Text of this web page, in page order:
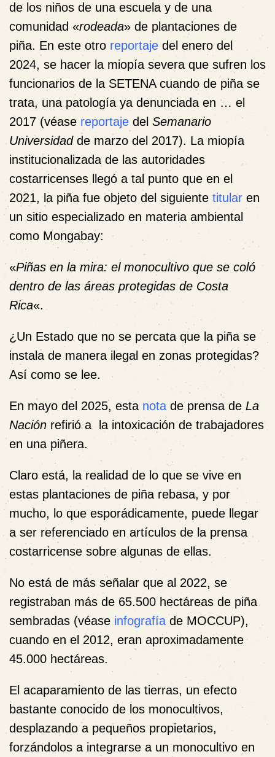
de los niños de una escuela y de una
comunidad «rodeada» de plantaciones de
piña. En este otro reportaje del enero del
2024, se hacer la miopía severa que sufren los
funcionarios de la SETENA cuando de piña se
trata, una patología ya denunciada en … el
2017 (véase reportaje del Semanario
Universidadde marzo del 2017). La miopía
institucionalizada de las autoridades
costarricenses llegó a tal punto que en el
2021, la piña fue objeto del siguiente titular en
un sitio especializado en materia ambiental
como Mongabay:
«Piñas en la mira: el monocultivo que se coló
dentro de las áreas protegidas de Costa
Rica«.
¿Un Estado que no se percata que la piña se
instala de manera ilegal en zonas protegidas?
Así como se lee.
En mayo del 2025, esta nota de prensa de La
Nación refirió a la intoxicación de trabajadores
en una piñera.
Claro está, la realidad de lo que se vive en
estas plantaciones de piña rebasa, y por
mucho, lo que esporádicamente, puede llegar
a ser referenciado en artículos de la prensa
costarricense sobre algunas de ellas.
No está de más señalar que al 2022, se
registraban más de 65.500 hectáreas de piña
sembradas (véase infografía de MOCCUP),
cuando en el 2012, eran aproximadamente
45.000 hectáreas.
El acaparamiento de las tierras, un efecto
bastante conocido de los monocultivos,
desplazando a pequeños propietarios,
forzándolos a integrarse a un monocultivo en